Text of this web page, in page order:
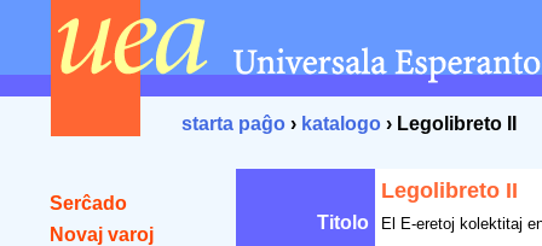
starta paĝo › katalogo › Legolibreto II
Serĉado
Novaj varoj
Titolo
Legolibreto II
El E-eretoj kolektitaj